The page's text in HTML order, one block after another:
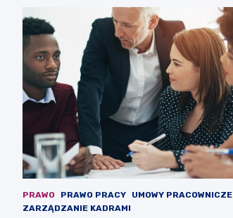
PRAWO PRAWO PRACY
UMOWY PRACOWNICZE
ZARZĄDZANIE KADRAMI